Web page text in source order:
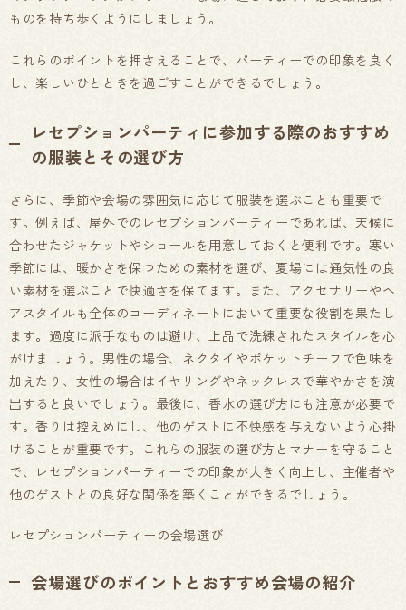
ものを持ち歩くようにしましょう。
これらのポイントを押さえることで、パーティーでの印象を良く
し、楽しいひとときを過ごすことができるでしょう。
レセプションパーティに参加する際のおすすめ
の服装とその選び方
さらに、季節や会場の雰囲気に応じて服装を選ぶことも重要で
す。例えば、屋外でのレセプションパーティーであれば、天候に
合わせたジャケットやショールを用意しておくと便利です。寒い
季節には、暖かさを保つための素材を選び、夏場には通気性の良
い素材を選ぶことで快適さを保てます。また、アクセサリーやヘ
アスタイルも全体のコーディネートにおいて重要な役割を果たし
ます。過度に派手なものは避け、上品で洗練されたスタイルを心
がけましょう。男性の場合、ネクタイやポケットチーフで色味を
加えたり、女性の場合はイヤリングやネックレスで華やかさを演
出すると良いでしょう。最後に、香水の選び方にも注意が必要で
す。香りは控えめにし、他のゲストに不快感を与えないよう心掛
けることが重要です。これらの服装の選び方とマナーを守ること
で、レセプションパーティーでの印象が大きく向上し、主催者や
他のゲストとの良好な関係を築くことができるでしょう。
レセプションパーティーの会場選び
会場選びのポイントとおすすめ会場の紹介